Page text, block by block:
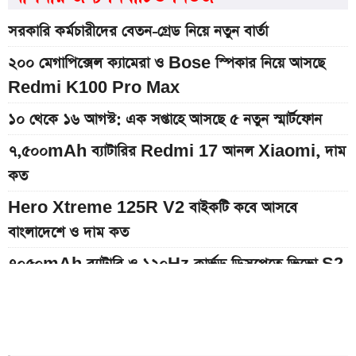
সরকারি কর্মচারীদের বেতন-গ্রেড নিয়ে নতুন বার্তা
২০০ মেগাপিক্সেল ক্যামেরা ও Bose স্পিকার নিয়ে আসছে
Redmi K100 Pro Max
১০ থেকে ১৬ আগস্ট: এক সপ্তাহে আসছে ৫ নতুন স্মার্টফোন
৭,৫০০mAh ব্যাটারির Redmi 17 আনল Xiaomi, দাম
কত
Hero Xtreme 125R V2 বাইকটি কবে আসবে
বাংলাদেশে ও দাম কত
৭০৫০mAh ব্যাটারি ও ১২০Hz কার্ভড ডিসপ্লেতে ভিভো S2